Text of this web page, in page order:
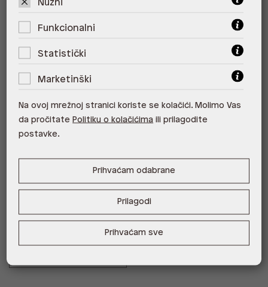
It modeli za proljeće: slingback
cipele.
Ovog proljeća najtraženiji će biti slingback modeli -
savršeni elegantni dodaci tvom outfitu. Odaberi visinu
pete i boju koju preferiraš i dodaj svojim kombinacijama
dozu sofisticiranosti.
Nužni
Funkcionalni
Statistički
Marketinški
Na ovoj mrežnoj stranici koriste se kolačići. Molimo Vas
da pročitate Politiku o kolačićima ili prilagodite
postavke.
Prihvaćam odabrane
Prilagodi
Prihvaćam sve